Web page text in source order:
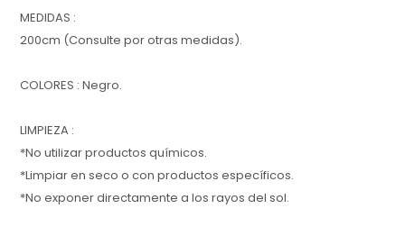
MEDIDAS :
200cm (Consulte por otras medidas).
COLORES : Negro.
LIMPIEZA :
*No utilizar productos químicos.
*Limpiar en seco o con productos específicos.
*No exponer directamente a los rayos del sol.